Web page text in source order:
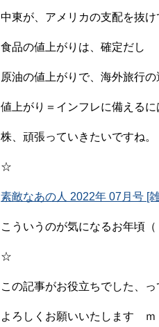
中東が、アメリカの支配を抜け
食品の値上がりは、確定だし
原油の値上がりで、海外旅行
値上がり＝インフレに備える
株、頑張っていきたいですね。
☆
素敵なあの人 2022年 07月号 [
こういうのが気になるお年頃（
☆
この記事がお役立ちでした、
よろしくお願いいたします